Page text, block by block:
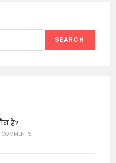
SEARCH
हैं?
COMMENTS